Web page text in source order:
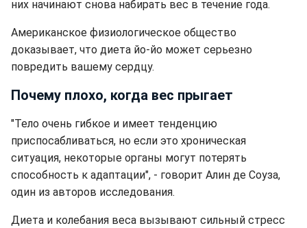
них начинают снова набирать вес в течение года.
Американское физиологическое общество
доказывает, что диета йо-йо может серьезно
повредить вашему сердцу.
Почему плохо, когда вес прыгает
"Тело очень гибкое и имеет тенденцию
приспосабливаться, но если это хроническая
ситуация, некоторые органы могут потерять
способность к адаптации", - говорит Алин де Соуза,
один из авторов исследования.
Диета и колебания веса вызывают сильный стресс